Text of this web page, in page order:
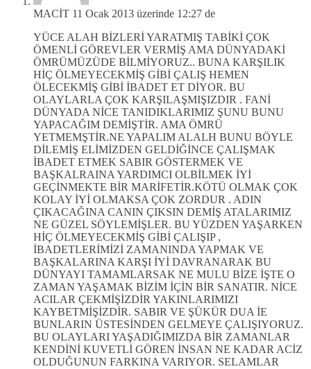
MACİT 11 Ocak 2013 üzerinde 12:27 de
YÜCE ALAH BİZLERİ YARATMIŞ TABİKİ ÇOK
ÖMENLİ GÖREVLER VERMİŞ AMA DÜNYADAKİ
ÖMRÜMÜZÜDE BİLMİYORUZ.. BUNA KARŞILIK
HİÇ ÖLMEYECEKMİŞ GİBİ ÇALIŞ HEMEN
ÖLECEKMİŞ GİBİ İBADET ET DİYOR. BU
OLAYLARLA ÇOK KARŞILAŞMIŞIZDIR . FANİ
DÜNYADA NİCE TANIDIKLARIMIZ ŞUNU BUNU
YAPACAĞIM DEMİŞTİR. AMA ÖMRÜ
YETMEMŞTİR.NE YAPALIM ALALH BUNU BÖYLE
DİLEMİŞ ELİMİZDEN GELDİĞİNCE ÇALIŞMAK
İBADET ETMEK SABIR GÖSTERMEK VE
BAŞKALRAINA YARDIMCI OLBİLMEK İYİ
GEÇİNMEKTE BİR MARİFETİR.KÖTÜ OLMAK ÇOK
KOLAY İYİ OLMAKSA ÇOK ZORDUR . ADIN
ÇIKACAĞINA CANIN ÇIKSIN DEMİŞ ATALARIMIZ
NE GÜZEL SÖYLEMİŞLER. BU YÜZDEN YAŞARKEN
HİÇ ÖLMEYECEKMİŞ GİBİ ÇALIŞIP ,
İBADETLERİMİZİ ZAMANINDA YAPMAK VE
BAŞKALARINA KARŞI İYİ DAVRANARAK BU
DÜNYAYI TAMAMLARSAK NE MULU BİZE İŞTE O
ZAMAN YAŞAMAK BİZİM İÇİN BİR SANATIR. NİCE
ACILAR ÇEKMİŞİZDİR YAKINLARIMIZI
KAYBETMİŞİZDİR. SABIR VE ŞÜKÜR DUA İE
BUNLARIN ÜSTESİNDEN GELMEYE ÇALIŞIYORUZ.
BU OLAYLARI YAŞADIĞIMIZDA BİR ZAMANLAR
KENDİNİ KUVETLİ GÖREN İNSAN NE KADAR ACİZ
OLDUĞUNUN FARKINA VARIYOR. SELAMLAR